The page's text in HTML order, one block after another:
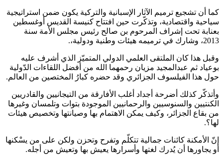
كما أن تشجيع ترميم الآثار الإسبانية والتركية يكون ضمن استراتيجية
سياحية واقتصادية، وتذكّرت حين افتتاح كنيسة القديس أوغسطين
بعنابة تحت إشراف المرحوم بن صالح رئيس مجلس الأمة سنة
2013، وشارك في ترميمه هيئات وطنية ودولية،.
وقبل هذا كان الملتقى العلمي الدولي المتميّز الذي أشرف عليه
بوعياد ثم عبدالمجيد مزيان رحمهما الله من أفضل اللقاءات الدّولية
حول هذا الفيلسوف الجزائري وقد حضره كبارُ المختصين من العالم.
وأتذكّر كذلك أضرحة أجداد أغلب الأفارقة من التيجانيين والقادريين
الكنتيين والسنوسيين والرحمانيين الموجودة بتوات وتلمسان وغيرها
من بقاع الجزائر، وكيف يمكن الاهتمام بها وصيانتها وتخصيص هيئات
لها؟.
إنّ الأمكنة كائنات جمالية تتكلّم وتفرح وتحزن ولكن على من يسْكنها
أو يجاورها أن يُدرك لغتها وأسرارها يعيش بها وتعيش من أجله.